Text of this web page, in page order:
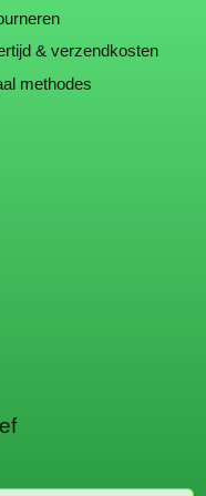
& verzendkosten
methodes